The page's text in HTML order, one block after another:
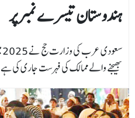
ہندوستان تیسرے نمبر پر
بھیجنے والے ممالک کی فہرست جاری کی ہے